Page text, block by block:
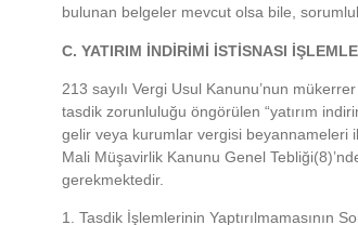
bulunan belgeler mevcut olsa bile,
C. YATIRIM İNDİRİMİ İSTİSNASI
213 sayılı Vergi Usul Kanunu’nun
tasdik zorunluluğu öngörülen “yatırım
gelir veya kurumlar vergisi beyannameleri
Mali Müşavirlik Kanunu Genel
gerekmektedir.
1. Tasdik İşlemlerinin Yaptırılmamasının